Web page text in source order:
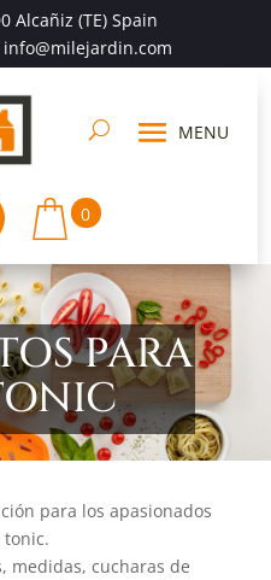
Alcañiz (TE) Spain
0
PARA
para los apasionados
tonic.
medidas, cucharas de